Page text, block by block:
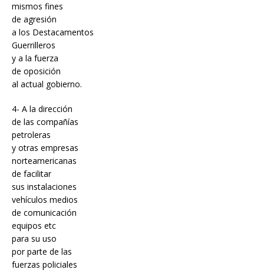
mismos fines
de agresión
a los Destacamentos
Guerrilleros
y a la fuerza
de oposición
al actual gobierno.
4- A la dirección
de las compañías
petroleras
y otras empresas
norteamericanas
de facilitar
sus instalaciones
vehículos medios
de comunicación
equipos etc
para su uso
por parte de las
fuerzas policiales